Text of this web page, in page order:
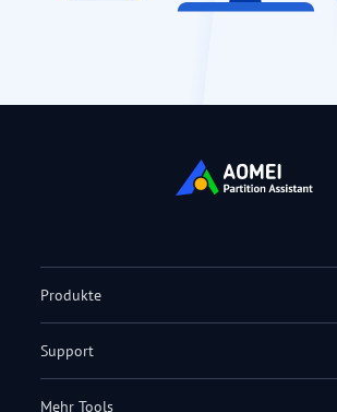
Produkte
Support
Mehr Tools